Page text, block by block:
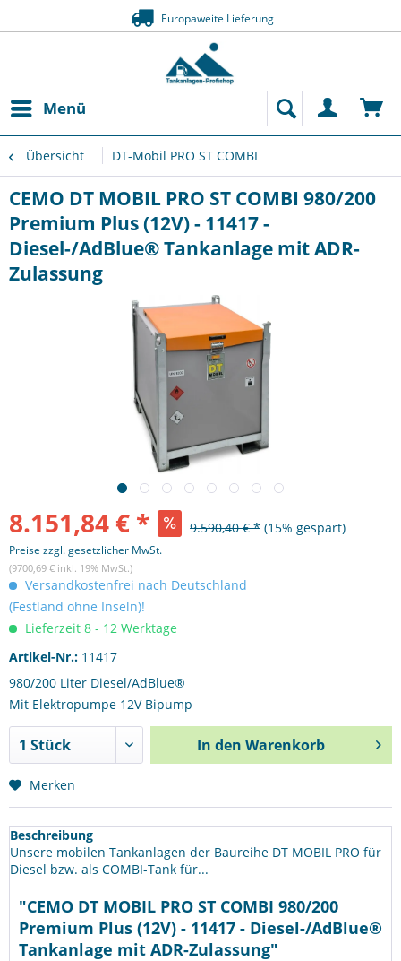
Europaweite Lieferung
Menü
Übersicht DT-Mobil PRO ST COMBI
CEMO DT MOBIL PRO ST COMBI 980/200
Premium Plus (12V) - 11417 -
Diesel-/AdBlue® Tankanlage mit ADR-
Zulassung
8.151,84 € * 9.590,40 € * (15% gespart)
Preise zzgl. gesetzlicher MwSt.
(9700,69 € inkl. 19% MwSt.)
Versandkostenfrei nach Deutschland
(Festland ohne Inseln)!
Lieferzeit 8 - 12 Werktage
Artikel-Nr.: 11417
980/200 Liter Diesel/AdBlue®
Mit Elektropumpe 12V Bipump
In den Warenkorb
Merken
Beschreibung
Unsere mobilen Tankanlagen der Baureihe DT MOBIL PRO für
Diesel bzw. als COMBI-Tank für...
"CEMO DT MOBIL PRO ST COMBI 980/200
Premium Plus (12V) - 11417 - Diesel-/AdBlue®
Tankanlage mit ADR-Zulassung"